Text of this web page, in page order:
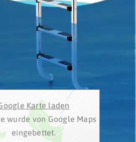
Karte laden
wurde von Google Maps
eingebettet.